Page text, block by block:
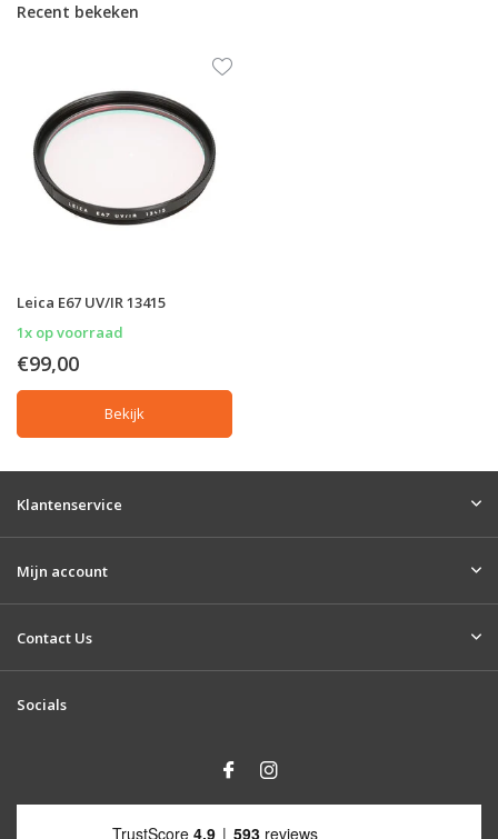
Recent bekeken
Leica E67 UV/IR 13415
1x op voorraad
€99,00
Bekijk
Klantenservice
Mijn account
Contact Us
Socials